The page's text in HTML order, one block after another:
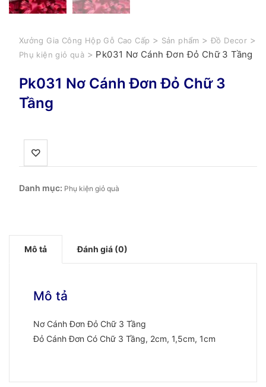
Xưởng Gia Công Hộp Gỗ Cao Cấp > Sản phẩm > Đồ Decor >
Phụ kiện giỏ quà > Pk031 Nơ Cánh Đơn Đỏ Chữ 3 Tầng
Pk031 Nơ Cánh Đơn Đỏ Chữ 3
Tầng
Danh mục: Phụ kiện giỏ quà
Mô tả Đánh giá (0)
Mô tả
Nơ Cánh Đơn Đỏ Chữ 3 Tầng
Đỏ Cánh Đơn Có Chữ 3 Tầng, 2cm, 1,5cm, 1cm